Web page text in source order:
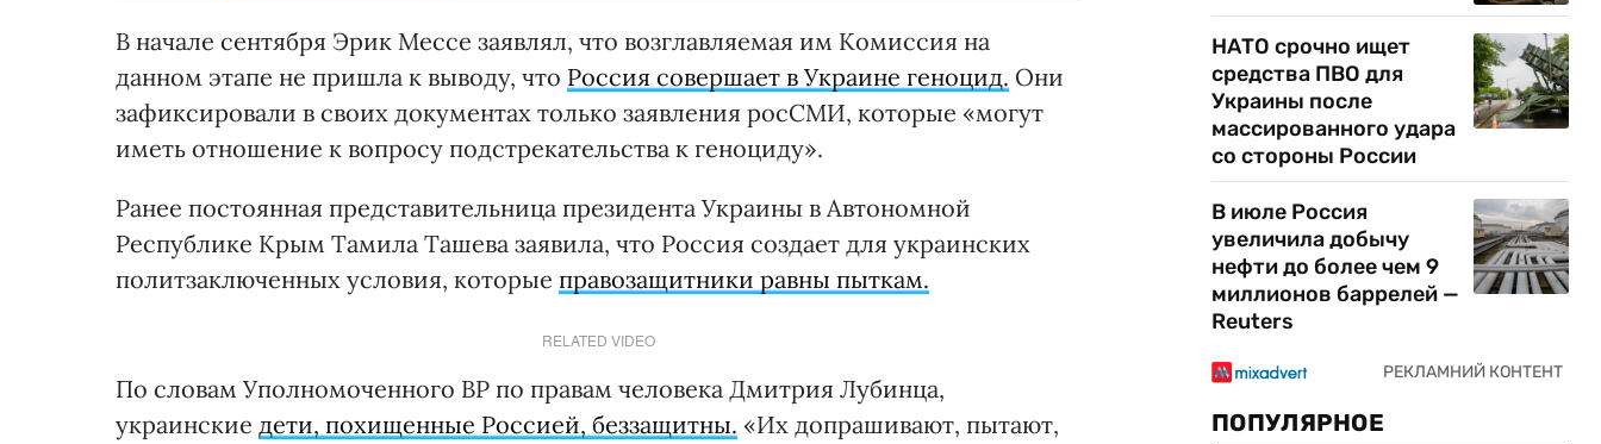
В начале сентября Эрик Мессе заявлял, что возглавляемая им Комиссия на
данном этапе не пришла к выводу, что Россия совершает в Украине геноцид. Они
зафиксировали в своих документах только заявления росСМИ, которые «могут
иметь отношение к вопросу подстрекательства к геноциду».
Ранее постоянная представительница президента Украины в Автономной
Республике Крым Тамила Ташева заявила, что Россия создает для украинских
политзаключенных условия, которые правозащитники равны пыткам.
RELATED VIDEO
По словам Уполномоченного ВР по правам человека Дмитрия Лубинца,
украинские дети, похищенные Россией, беззащитны. «Их допрашивают, пытают,
НАТО срочно ищет
средства ПВО для
Украины после
массированного удара
со стороны России
В июле Россия
увеличила добычу
нефти до более чем 9
миллионов баррелей —
Reuters
ПОПУЛЯРНОЕ